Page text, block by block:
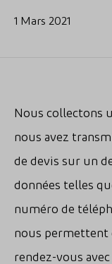
1 Mars 2021
Nous collectons
nous avez
de devis sur un
données telles
numéro de
nous permettent
rendez-vous